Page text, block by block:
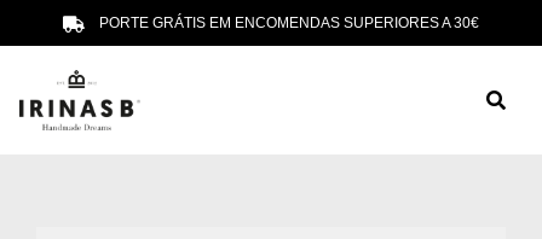
PORTE GRÁTIS EM ENCOMENDAS SUPERIORES A 30€